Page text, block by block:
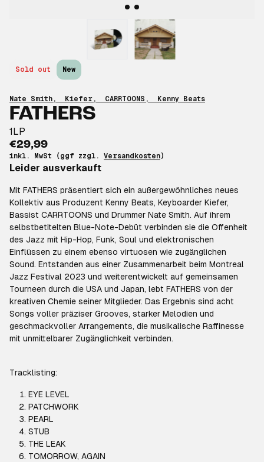
Nate Smith , Kiefer , CARRTOONS , Kenny Beats
FATHERS
1LP
€29,99
inkl. MwSt (ggf zzgl. Versandkosten)
Leider ausverkauft
Mit FATHERS präsentiert sich ein außergewöhnliches neues
Kollektiv aus Produzent Kenny Beats, Keyboarder Kiefer,
Bassist CARRTOONS und Drummer Nate Smith. Auf ihrem
selbstbetitelten Blue-Note-Debüt verbinden sie die Offenheit
des Jazz mit Hip-Hop, Funk, Soul und elektronischen
Einflüssen zu einem ebenso virtuosen wie zugänglichen
Sound. Entstanden aus einer Zusammenarbeit beim Montreal
Jazz Festival 2023 und weiterentwickelt auf gemeinsamen
Tourneen durch die USA und Japan, lebt FATHERS von der
kreativen Chemie seiner Mitglieder. Das Ergebnis sind acht
Songs voller präziser Grooves, starker Melodien und
geschmackvoller Arrangements, die musikalische Raffinesse
mit unmittelbarer Zugänglichkeit verbinden.
Tracklisting:
EYE LEVEL
PATCHWORK
PEARL
STUB
THE LEAK
TOMORROW, AGAIN
Sold out New